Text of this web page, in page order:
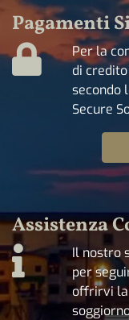
Pagamenti
Per la
di
secondo
Secure
Assistenza
Il nostro
per
offrirvi la